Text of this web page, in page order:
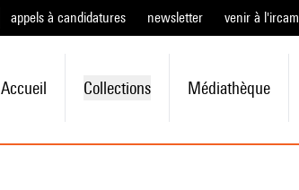
appels à candidatures newsletter venir à l'ircam
Accueil Collections Médiathèque